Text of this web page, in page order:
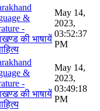
&
-
की भाषायें
May 14,
2023,
03:52:37
PM
&
-
की भाषायें
May 14,
2023,
03:49:18
PM